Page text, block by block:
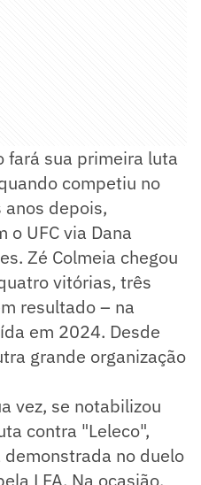
fará sua primeira luta
competiu no
anos depois,
o UFC via Dana
Zé Colmeia chegou
vitórias, três
resultado – na
em 2024. Desde
grande organização
vez, se notabilizou
contra "Leleco",
no duelo
LFA. Na ocasião,